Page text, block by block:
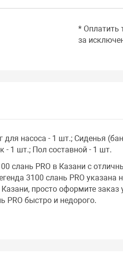
* Оплатить
за
насоса - 1 шт.; Сиденья
- 1 шт.; Пол составной - 1 шт.
слань PRO в Казани с
3100 слань PRO указана
просто оформите заказ
PRO быстро и недорого.